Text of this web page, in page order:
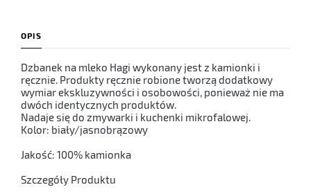
OPIS
Dzbanek na mleko Hagi wykonany jest z kamionki i
ręcznie. Produkty ręcznie robione tworzą dodatkowy
wymiar ekskluzywności i osobowości, ponieważ nie ma
dwóch identycznych produktów.
Nadaje się do zmywarki i kuchenki mikrofalowej.
Kolor: biały/jasnobrązowy
Jakość: 100% kamionka
Szczegóły Produktu